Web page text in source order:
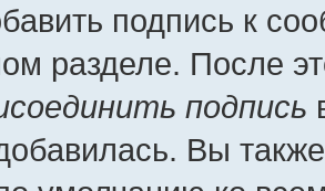
подпись к
разделе. После
подпись
Вы